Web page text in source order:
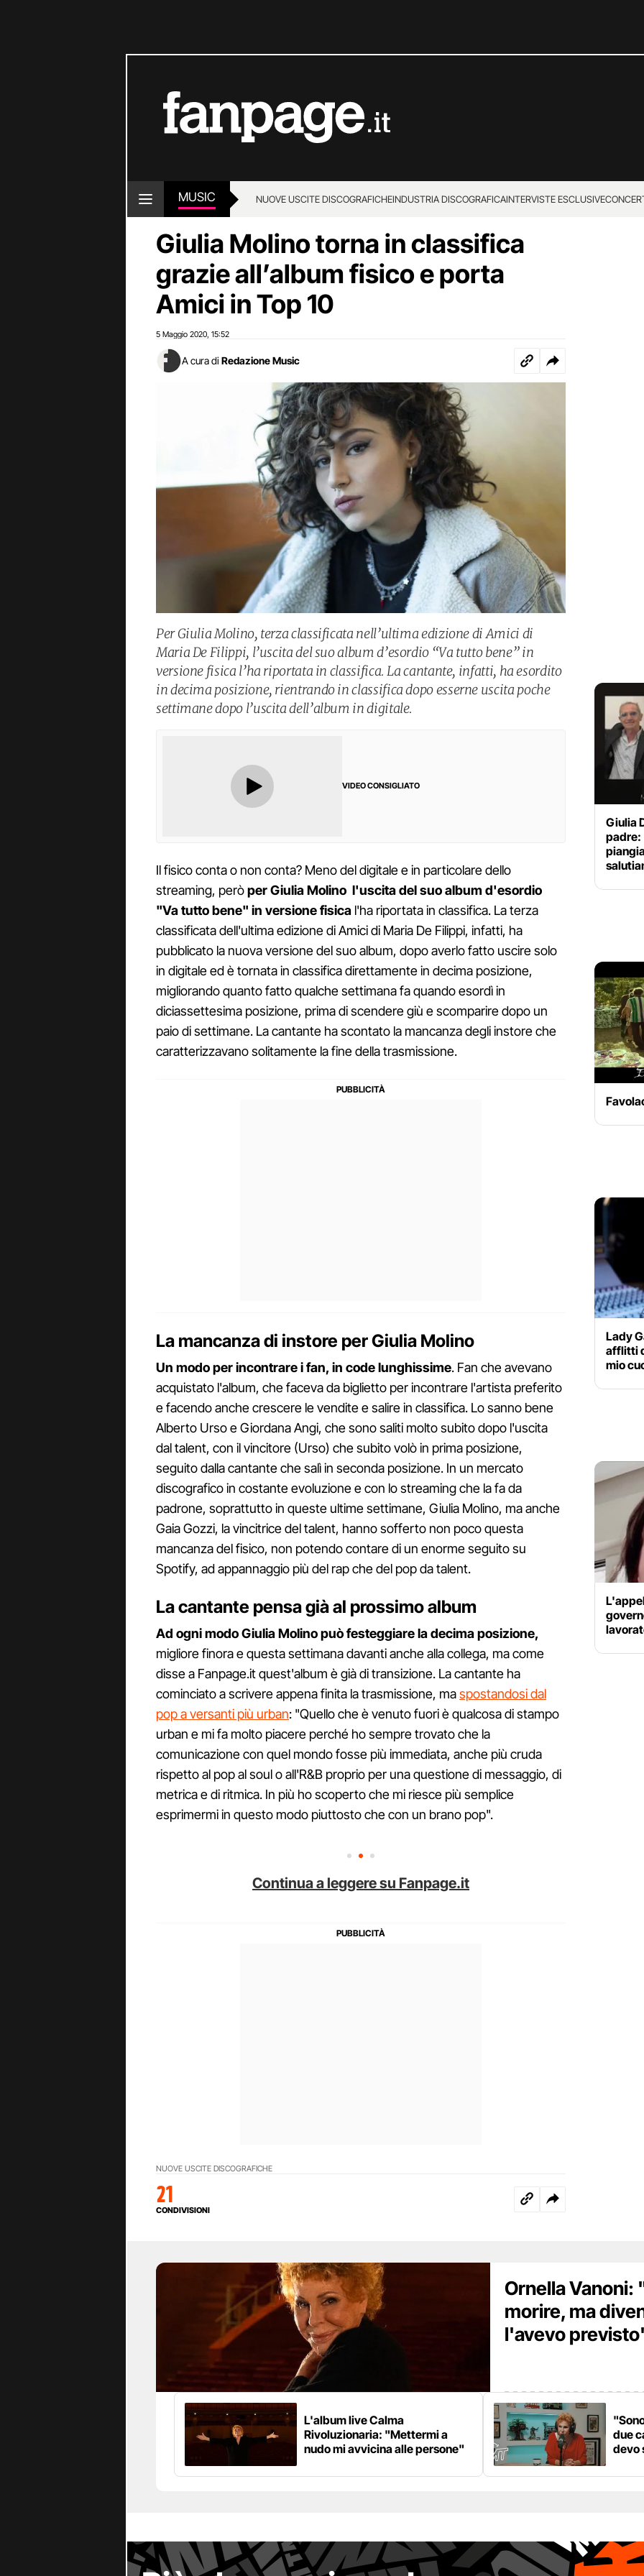
MUSIC NUOVE USCITE DISCOGRAFICHEINDUSTRIA DISCOGRAFICAINTERVISTE ESCLUSIVE
Giulia Molino torna in classifica
grazie all’album fisico e porta
Amici in Top 10
5 Maggio 2020 15:52
A cura di Redazione Music
Per Giulia Molino, terza classificata nell’ultima edizione di Amici di
Maria De Filippi, l’uscita del suo album d’esordio “Va tutto bene” in
versione fisica l’ha riportata in classifica. La cantante, infatti, ha esordito
in decima posizione, rientrando in classifica dopo esserne uscita poche
settimane dopo l’uscita dell’album in digitale.
VIDEO CONSIGLIATO
Il fisico conta o non conta? Meno del digitale e in particolare dello
streaming, peròper Giulia Molino l'uscita del suo album d'esordio
"Va tutto bene" in versione fisica l'ha riportata in classifica. La terza
classificata dell'ultima edizione di Amici di Maria De Filippi, infatti, ha
pubblicato la nuova versione del suo album, dopo averlo fatto uscire solo
in digitale ed è tornata in classifica direttamente in decima posizione,
migliorando quanto fatto qualche settimana fa quando esordì in
diciassettesima posizione, prima di scendere giù e scomparire dopo un
paio di settimane. La cantante ha scontato la mancanza degli instore che
caratterizzavano solitamente la fine della trasmissione.
La mancanza di instore per Giulia Molino
Un modo per incontrare i fan, in code lunghissime. Fan che avevano
acquistato l'album, che faceva da biglietto per incontrare l'artista preferito
e facendo anche crescere le vendite e salire in classifica. Lo sanno bene
Alberto Urso e Giordana Angi, che sono saliti molto subito dopo l'uscita
dal talent, con il vincitore (Urso) che subito volò in prima posizione,
seguito dalla cantante che salì in seconda posizione. In un mercato
discografico in costante evoluzione e con lo streaming che la fa da
padrone, soprattutto in queste ultime settimane, Giulia Molino, ma anche
Gaia Gozzi, la vincitrice del talent, hanno sofferto non poco questa
mancanza del fisico, non potendo contare di un enorme seguito su
Spotify, ad appannaggio più del rap che del pop da talent.
La cantante pensa già al prossimo album
Ad ogni modo Giulia Molino può festeggiare la decima posizione,
migliore finora e questa settimana davanti anche alla collega, ma come
disse a Fanpage.it quest'album è già di transizione. La cantante ha
cominciato a scrivere appena finita la trasmissione, maspostandosi dal
pop a versanti più urban: "Quello che è venuto fuori è qualcosa di stampo
urban e mi fa molto piacere perché ho sempre trovato che la
comunicazione con quel mondo fosse più immediata, anche più cruda
rispetto al pop al soul o all'R&B proprio per una questione di messaggio, di
metrica e di ritmica. In più ho scoperto che mi riesce più semplice
esprimermi in questo modo piuttosto che con un brano pop".
Continua a leggere su Fanpage.it
NUOVE USCITE DISCOGRAFICHE
21
CONDIVISIONI
Giulia
padre:
Lady
afflitti
mio
Ornella Vanoni:
morire, ma
l'avevo
L'album live Calma
Rivoluzionaria: "Mettermi a
nudo mi avvicina alle persone"
due
devo